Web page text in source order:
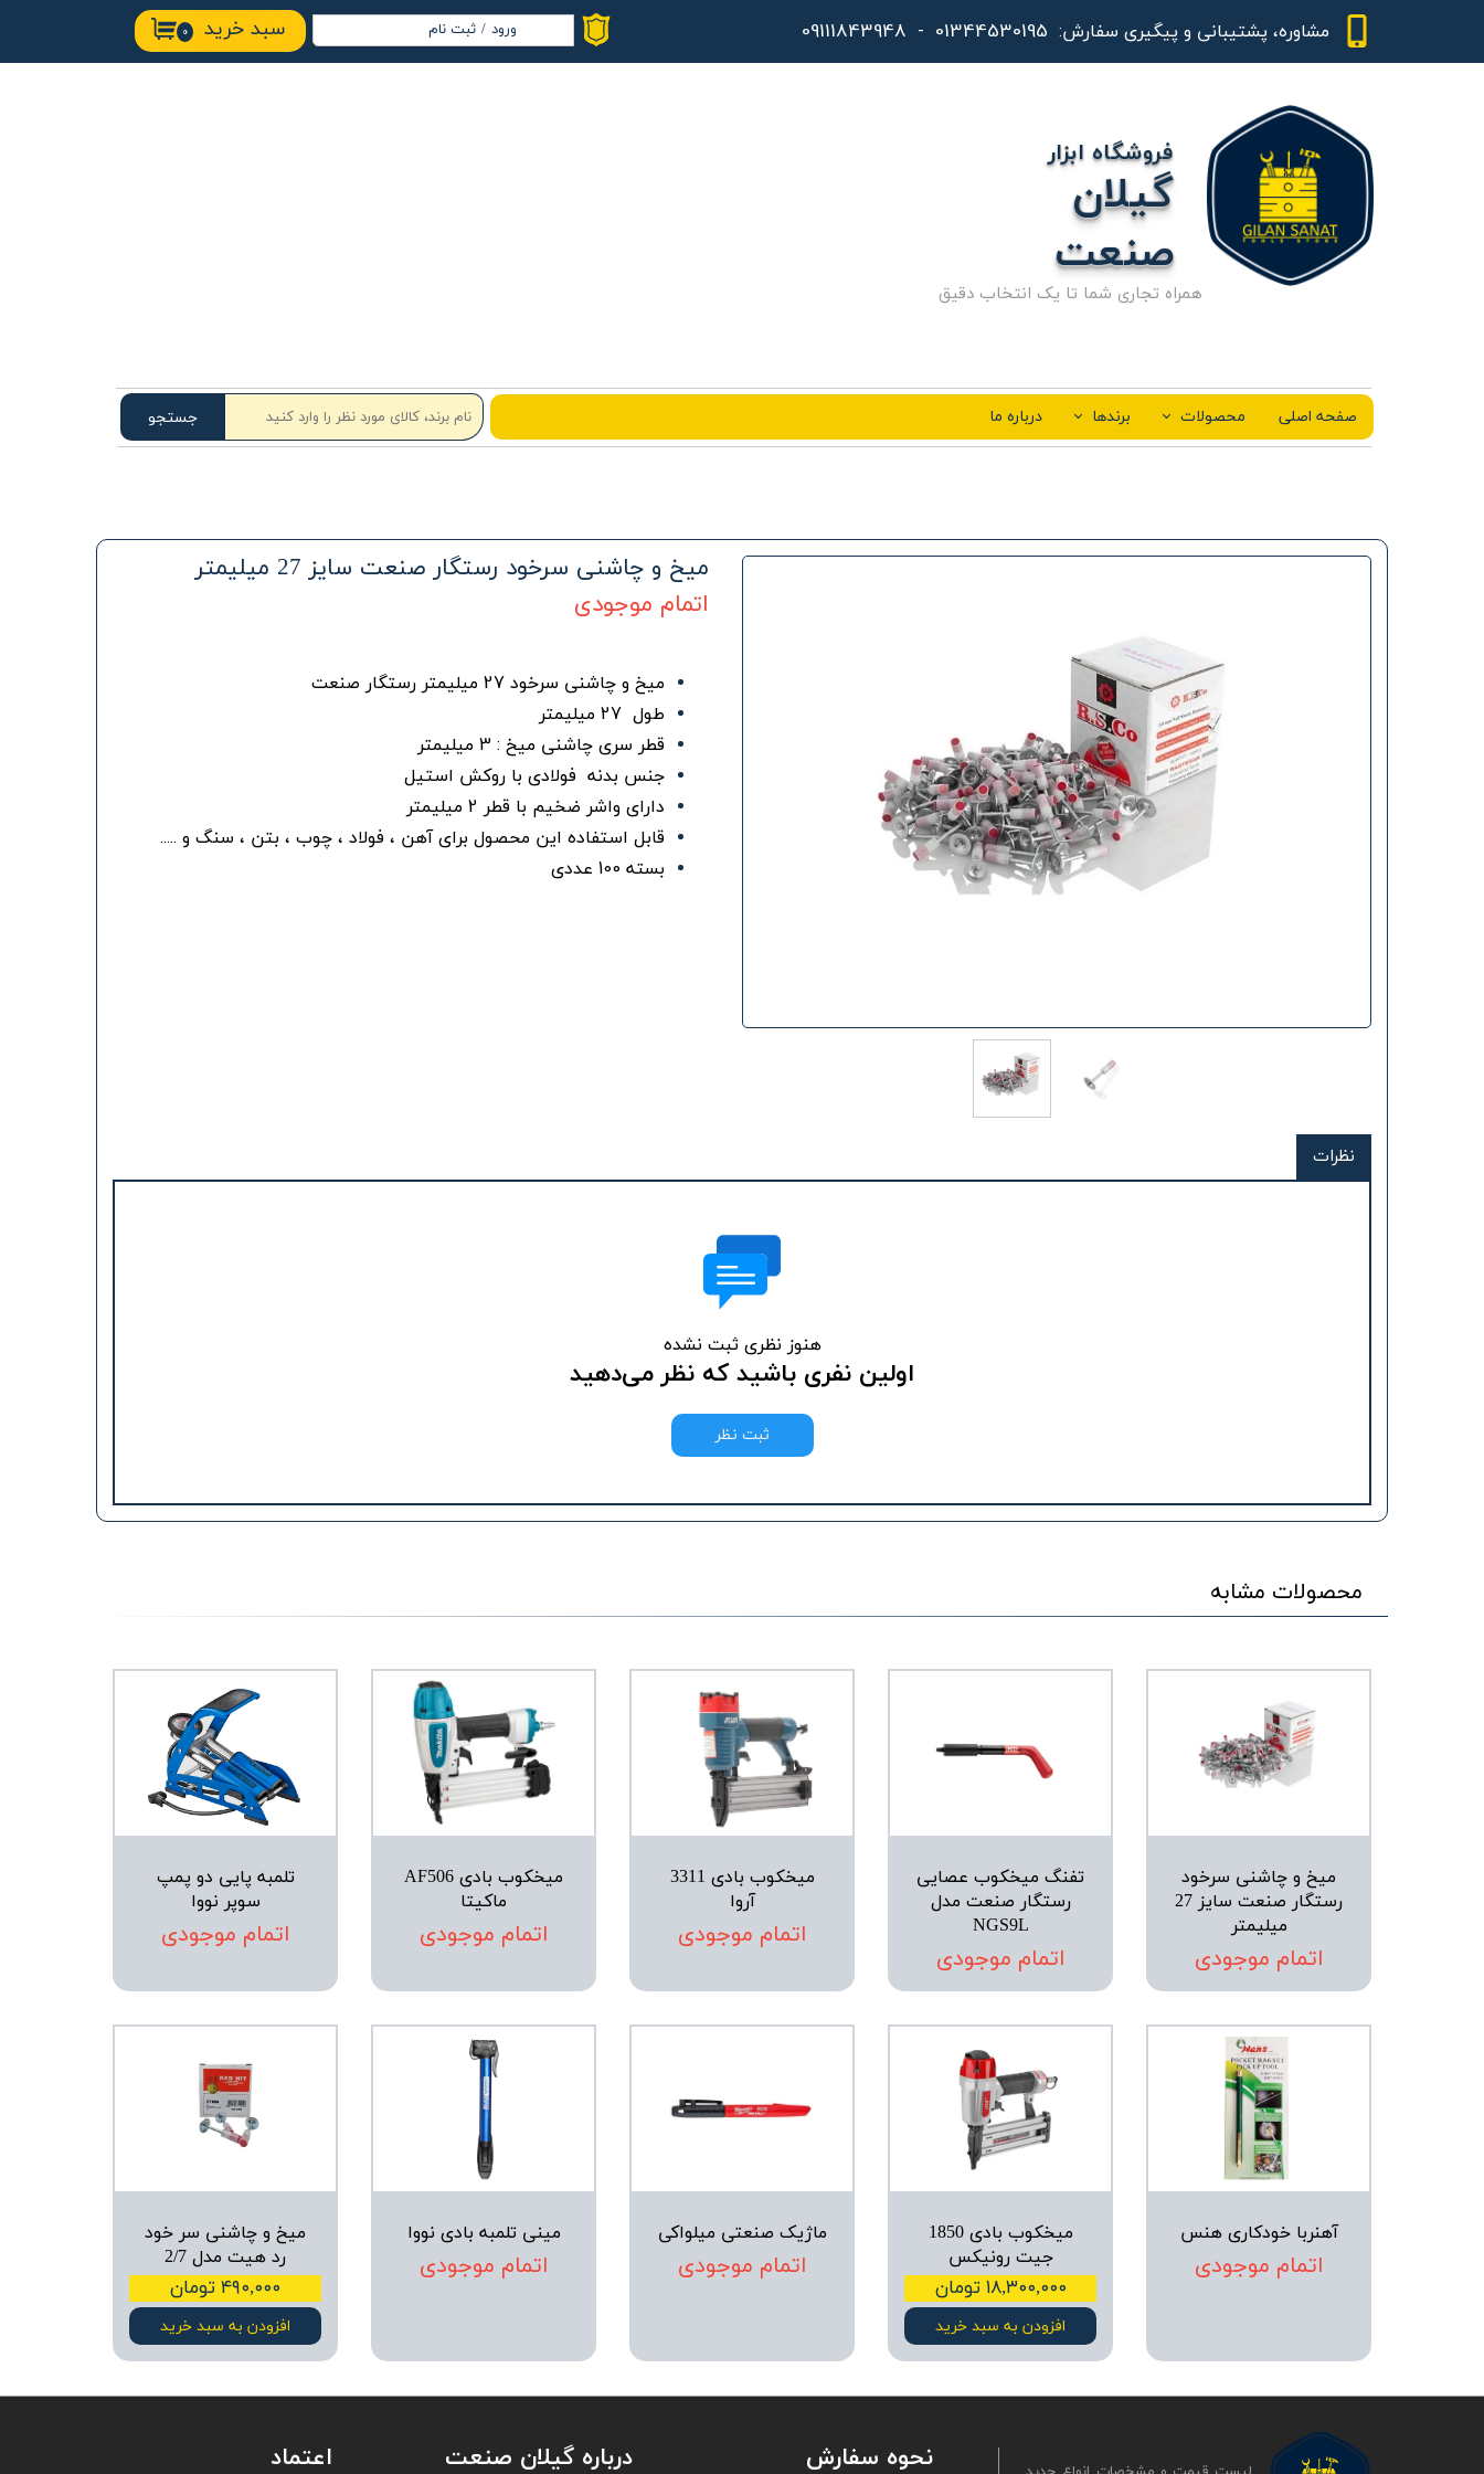
مشاوره، پشتیبانی و پیگیری سفارش:01344530195 - 09111843948 ۰ سبد خرید ورود / ثبت نام
حساب کاربری من
جستجو صفحه اصلی محصولات برندها درباره ما
گیلان
صنعت
فروشگاه ابزار
همراه تجاری شما تا یک انتخاب دقیق
میخ و چاشنی سرخود رستگار صنعت سایز 27 میلیمتر
اتمام موجودی
میخ و چاشنی سرخود 27 میلیمتر رستگار صنعت
طول 27 میلیمتر
قطر سری چاشنی میخ : 3 میلیمتر
جنس بدنه فولادی با روکش استیل
دارای واشر ضخیم با قطر 2 میلیمتر
قابل استفاده این محصول برای آهن ، فولاد ، چوب ، بتن ، سنگ و .....
بسته 100 عددی
نظرات
هنوز نظری ثبت نشده
اولین نفری باشید که نظر می‌دهید
ثبت نظر
محصولات مشابه
میخ و چاشنی سرخود
رستگار صنعت سایز 27
میلیمتر
اتمام موجودی
تفنگ میخکوب عصایی
رستگار صنعت مدل
NGS9L
اتمام موجودی
میخکوب بادی 3311
آروا
اتمام موجودی
میخکوب بادی AF506
ماکیتا
اتمام موجودی
تلمبه پایی دو پمپ
سوپر نووا
اتمام موجودی
آهنربا خودکاری هنس
اتمام موجودی
میخکوب بادی 1850
جیت رونیکس
۱۸,۳۰۰,۰۰۰ تومان
افزودن به سبد خرید
ماژیک صنعتی میلواکی
اتمام موجودی
مینی تلمبه بادی نووا
اتمام موجودی
میخ و چاشنی سر خود
رد هیت مدل 2/7
۴۹۰,۰۰۰ تومان
افزودن به سبد خرید
نحوه سفارش اعتماد درباره گیلان صنعت